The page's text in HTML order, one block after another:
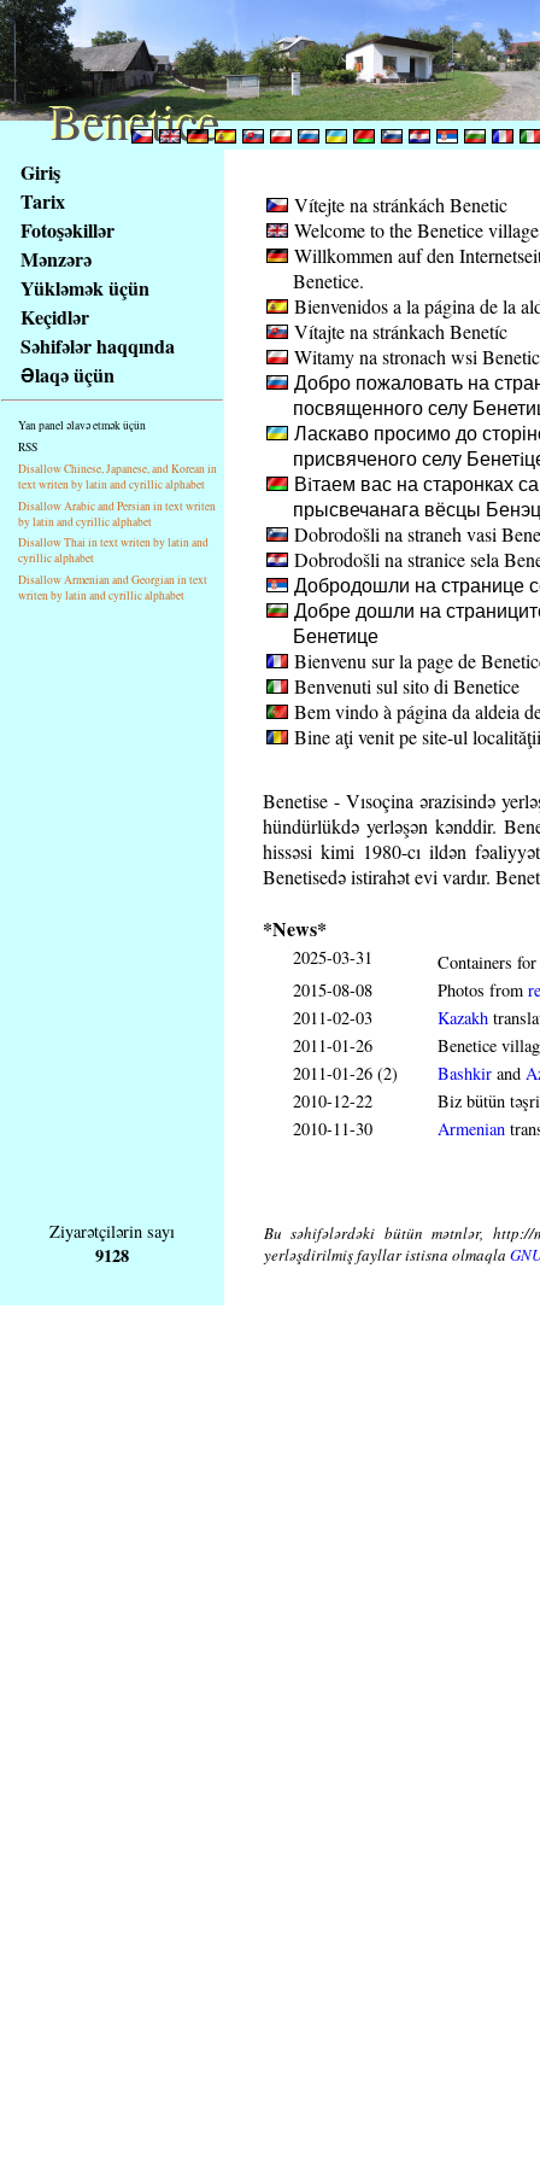
obsah
stránky
Klávesové
zkratky
tomto
webu
základní
strana
Giriş
Tarix
Fotoşəkillər
Mənzərə
Yükləmək üçün
Keçidlər
Səhifələr haqqında
Əlaqə üçün
Yan panel əlavə etmək üçün
RSS
Disallow Chinese, Japanese, and Korean in
text writen by latin and cyrillic alphabet
Disallow Arabic and Persian in text writen
by latin and cyrillic alphabet
Disallow Thai in text writen by latin and
cyrillic alphabet
Disallow Armenian and Georgian in text
writen by latin and cyrillic alphabet
Vítejte na stránkách Benetic
Welcome to the Benetice
Willkommen auf den
Benetice.
Bienvenidos a la página de la
Vítajte na stránkach Benetíc
Witamy na stronach wsi
Добро пожаловать на
посвященного селу
Ласкаво просимо до
присвяченого селу
Вiтаем вас на старонках
прысвечанага вёсцы
Dobrodošli na straneh vasi
Dobrodošli na stranice sela
Добродошли на странице
Добре дошли на
Бенетице
Bienvenu sur la page de
Benvenuti sul sito di Benetice
Bem vindo à página da aldeia
Bine aţi venit pe site-ul
Benetise - Vısoçina ərazisində
hündürlükdə yerləşən kənddir.
hissəsi kimi 1980-cı ildən
Benetisedə istirahət evi vardır.
*News*
2025-03-31
Containers
2015-08-08
Photos from
2011-02-03
Kazakh
2011-01-26
Benetice
2011-01-26 (2)
Bashkir and
2010-12-22
Biz bütün
2010-11-30
Armenian
Ziyarətçilərin sayı
9128
Bu səhifələrdəki bütün mətnlər, http://
yerləşdirilmiş fayllar istisna olmaqla
Benetice
Benetice